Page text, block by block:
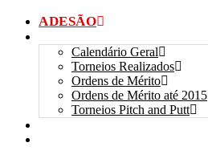
ADESÃO
Calendário Geral
Torneios Realizados
Ordens de Mérito
Ordens de Mérito até 2015
Torneios Pitch and Putt